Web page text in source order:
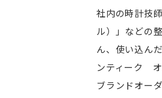
社内の時計技
ル）」などの
ん、使い込ん
ンティーク オ
ブランドオー